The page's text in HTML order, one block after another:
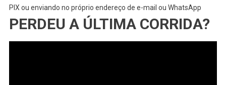
PIX ou enviando no próprio endereço de e-mail ou WhatsApp
PERDEU A ÚLTIMA CORRIDA?